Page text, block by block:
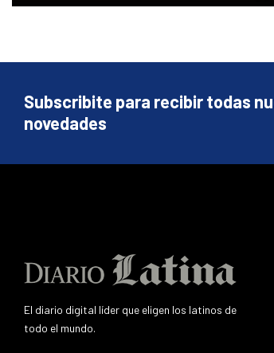
Subscribite para recibir todas
novedades
El diario digital líder que eligen los latinos de
todo el mundo.